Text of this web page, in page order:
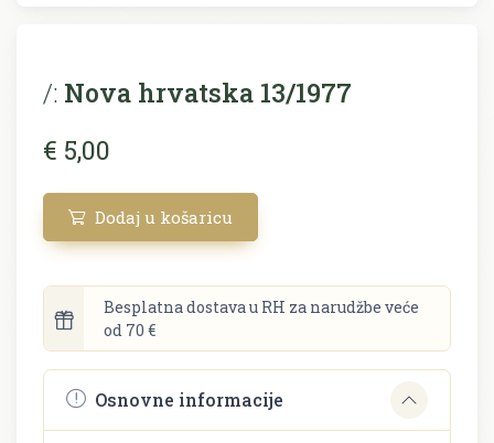
/: Nova hrvatska 13/1977
€ 5,00
Dodaj u košaricu
Besplatna dostava u RH za narudžbe veće
od 70 €
Osnovne informacije